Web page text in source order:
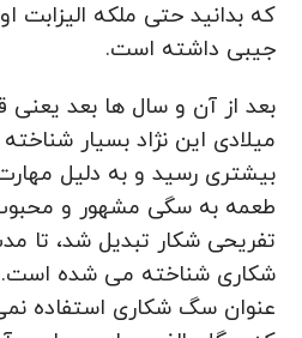
که بدانید حتی ملکه
جیبی داشته است.
میلادی این نژاد بسیار
بیشتری رسید و به دلیل
طعمه به سگی مشهور و محبوب
تفریحی شکار تبدیل شد، تا
شکاری شناخته می شده است.
عنوان سگ شکاری استفاده